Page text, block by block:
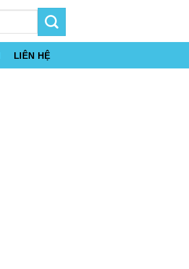
LIÊN HỆ